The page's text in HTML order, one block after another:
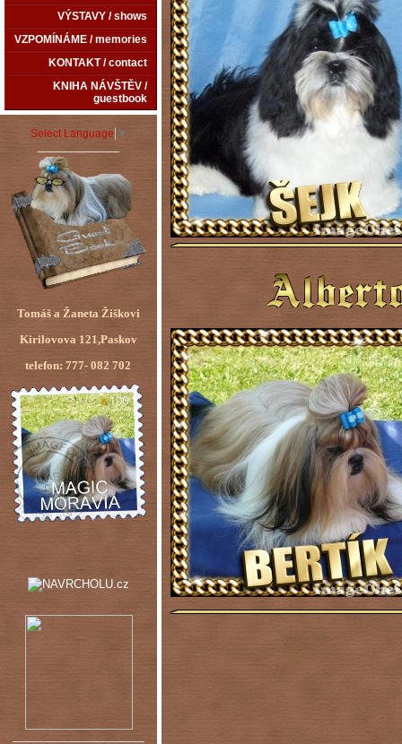
VÝSTAVY / shows
VZPOMÍNÁME / memories
KONTAKT / contact
KNIHA NÁVŠTĚV /
guestbook
Select Language ▼
Tomáš a Žaneta Žiškovi
Kirilovova 121,Paskov
telefon: 777- 082 702